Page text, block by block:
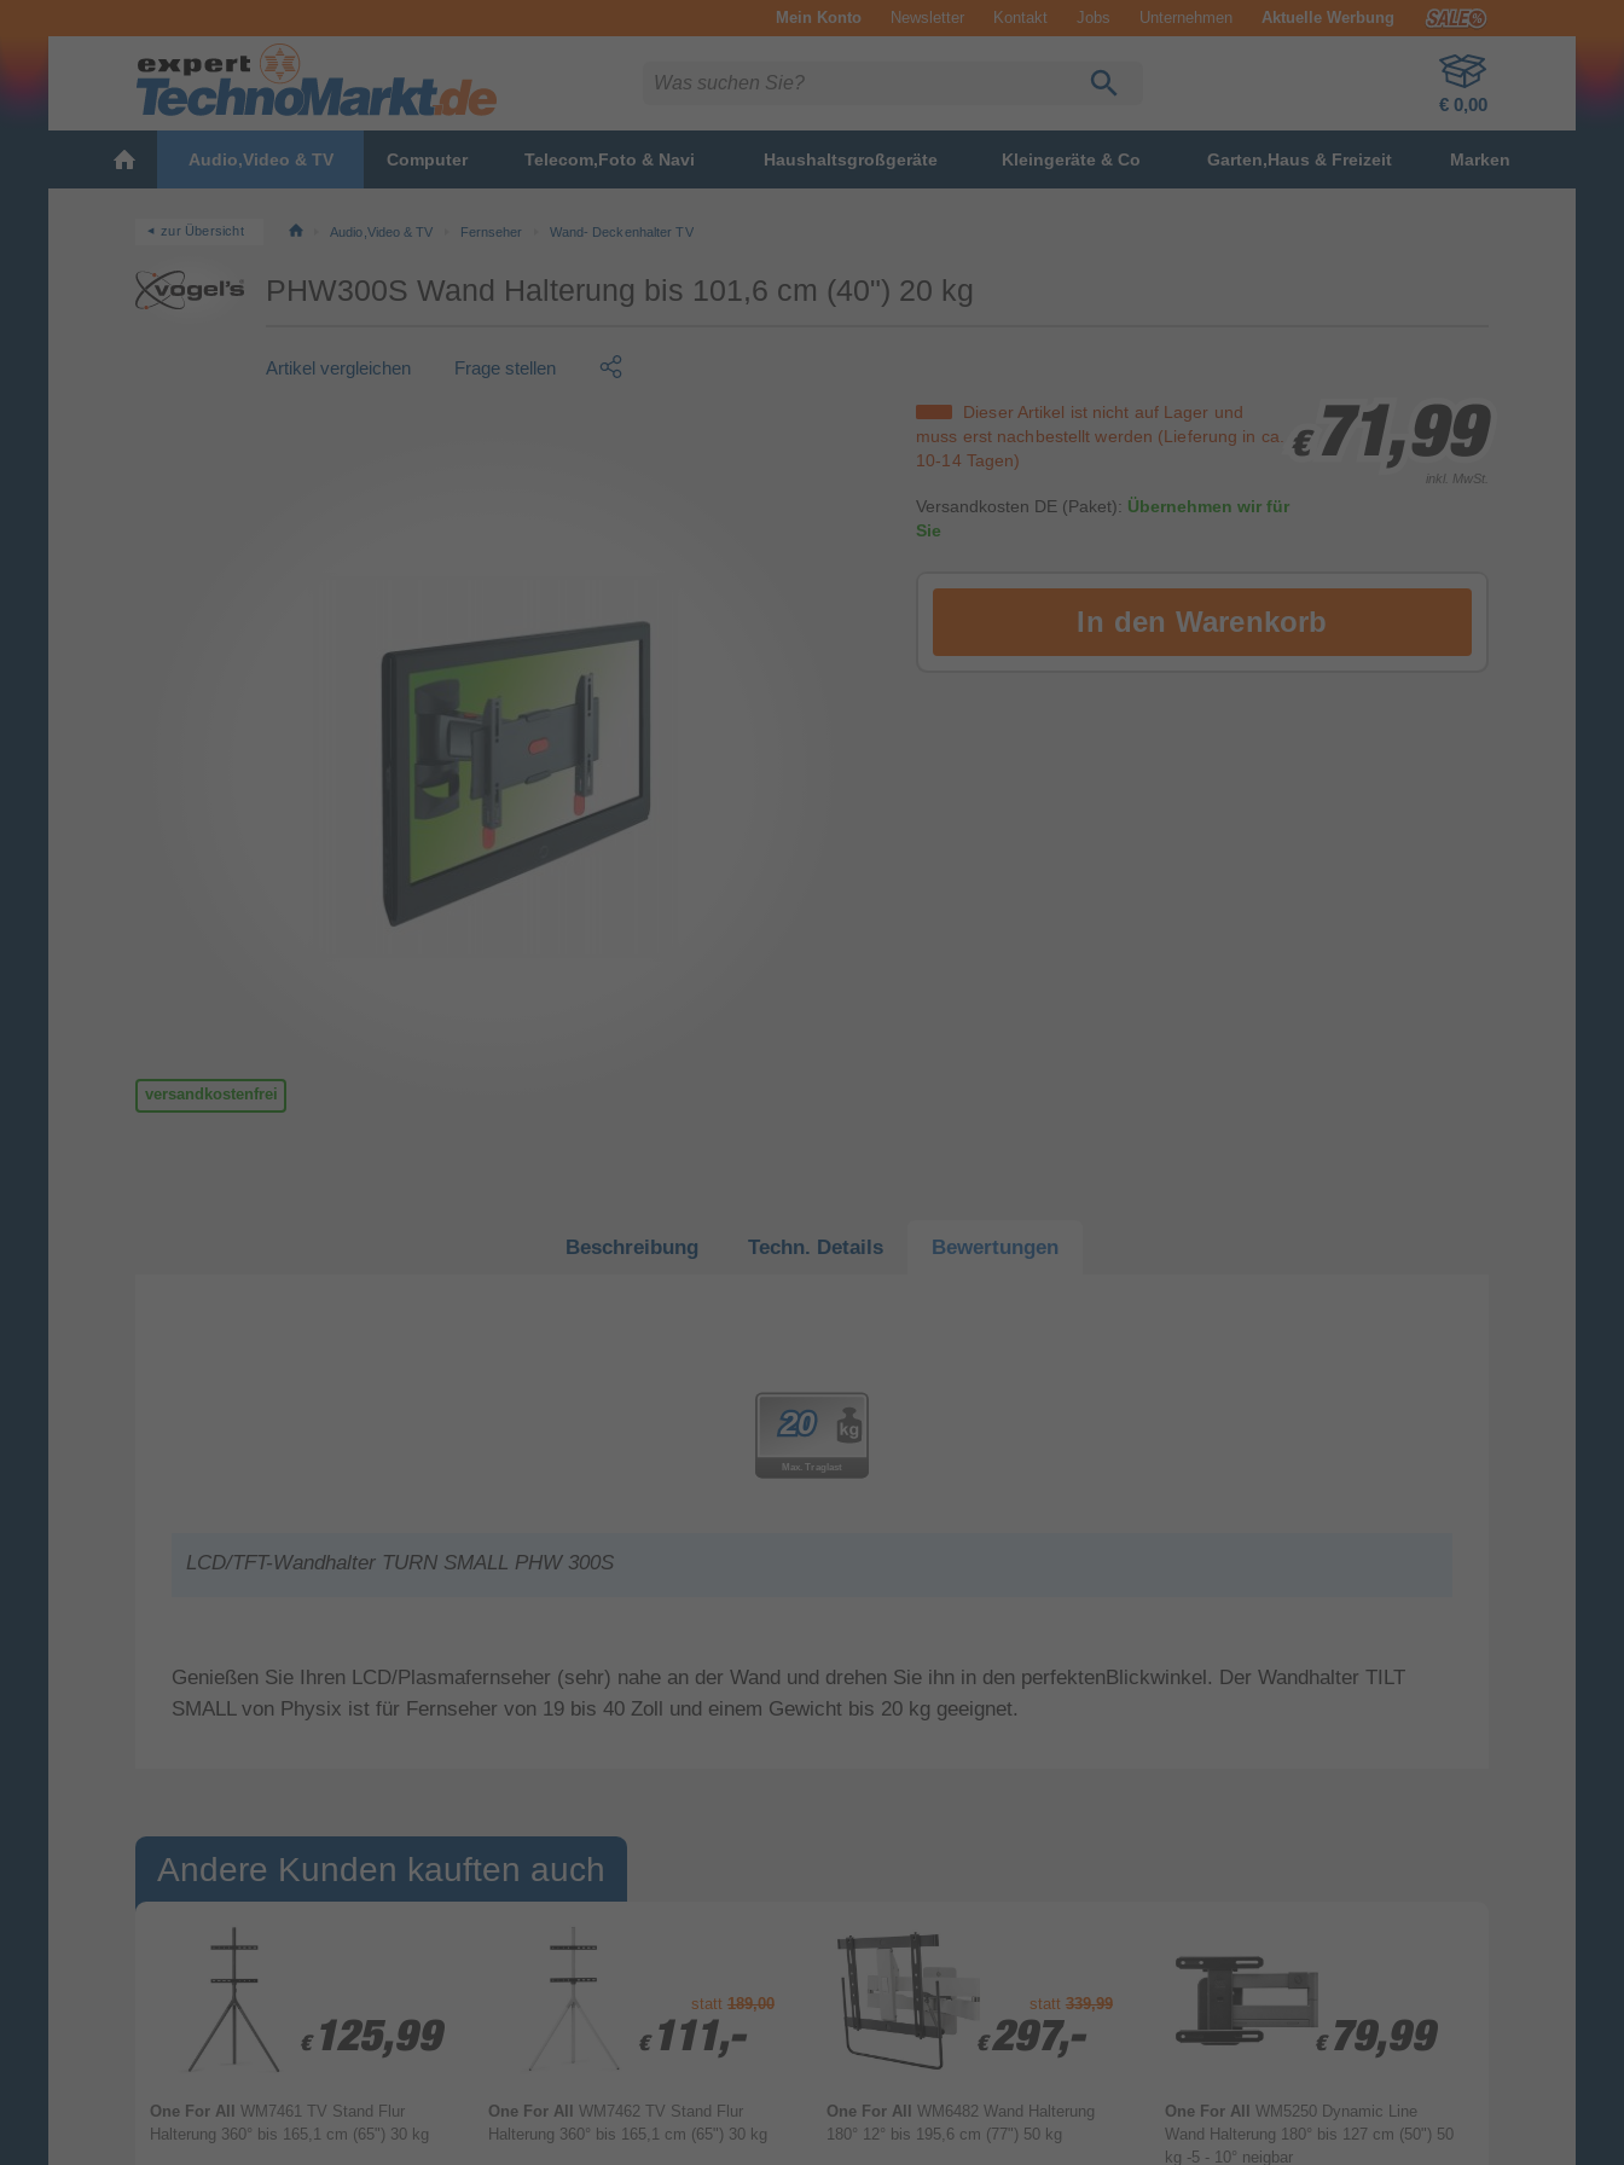
Mein Konto Newsletter Kontakt Jobs Unternehmen Aktuelle Werbung
€ 0,00
Audio,Video & TV Computer Telecom,Foto & Navi Haushaltsgroßgeräte Kleingeräte & Co Garten,Haus & Freizeit Marken
zur Übersicht Audio,Video & TV Fernseher Wand- Deckenhalter TV
versandkostenfrei
PHW300S Wand Halterung bis 101,6 cm (40") 20 kg
Artikel vergleichen Frage stellen
Dieser Artikel ist nicht auf Lager und
muss erst nachbestellt werden (Lieferung in ca.
10-14 Tagen)
Versandkosten DE (Paket): Übernehmen wir für
Sie
€71,99
€71,99
€71,99
inkl. MwSt.
Beschreibung Techn. Details Bewertungen
LCD/TFT-Wandhalter TURN SMALL PHW 300S
Genießen Sie Ihren LCD/Plasmafernseher (sehr) nahe an der Wand und drehen Sie ihn in den perfektenBlickwinkel. Der Wandhalter TILT
SMALL von Physix ist für Fernseher von 19 bis 40 Zoll und einem Gewicht bis 20 kg geeignet.
Andere Kunden kauften auch
€ 125,99
€ 125,99
One For All WM7461 TV Stand Flur
Halterung 360° bis 165,1 cm (65") 30 kg
statt 189,00
€ 111,-
€ 111,-
One For All WM7462 TV Stand Flur
Halterung 360° bis 165,1 cm (65") 30 kg
statt 339,99
€ 297,-
€ 297,-
One For All WM6482 Wand Halterung
180° 12° bis 195,6 cm (77") 50 kg
€ 79,99
€ 79,99
One For All WM5250 Dynamic Line
Wand Halterung 180° bis 127 cm (50") 50
kg -5 - 10° neigbar